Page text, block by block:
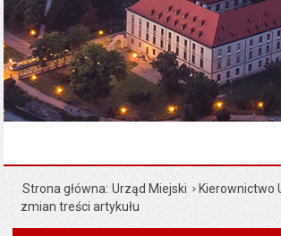
Strona główna Urząd Miejski Kierownictwo
zmian treści artykułu